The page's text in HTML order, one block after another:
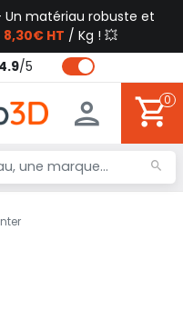
Un matériau robuste et
8,30€ HT / Kg ! 💥
4.9/5
0